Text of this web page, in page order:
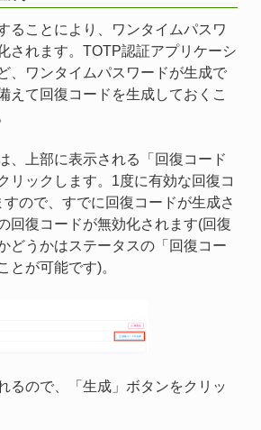
ることにより、ワンタイムパスワ
されます。TOTP認証アプリケーシ
、ワンタイムパスワードが生成で
えて回復コードを生成しておくこ
、上部に表示される「回復コード
リックします。1度に有効な回復コ
ので、すでに回復コードが生成さ
回復コードが無効化されます(回復
どうかはステータスの「回復コー
とが可能です)。
るので、「生成」ボタンをクリッ